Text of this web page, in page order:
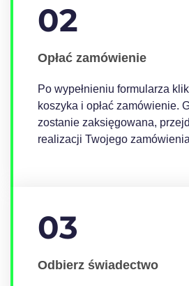
02
Opłać zamówienie
Po wypełnieniu formularza
koszyka i opłać zamówienie.
zostanie zaksięgowana,
realizacji Twojego
03
Odbierz świadectwo